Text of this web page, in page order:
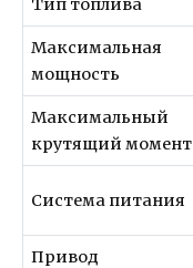
Тип топлива
Максимальная
мощность
Максимальный
крутящий момент
Система питания
Привод